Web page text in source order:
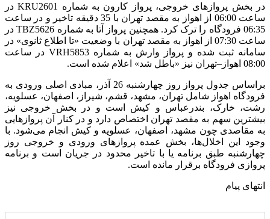
در بخش پروازهای خروجی، پرواز کارون به شماره KRU2601 در
ساعت 06:00 از اهواز به مقصد تهران با 35 دقیقه تاخیر و در ساعت
06:35 فرودگاه را ترک کرد. همچنین پرواز آتا به شماره TBZ5626 در
ساعت 07:30 از اهواز به مقصد تهران با وضعیت «تا اطلاع ثانوی» در
سامانه ثبت شده و پرواز وارش به شماره VRH5853 در ساعت
08:00 اهواز–تهران نیز «باطل شد» اعلام شده است.
براساس جدول پرواز روز چهارشنبه 26 آذر، مبادی اصلی ورودی به
فرودگاه اهواز شامل تهران، مشهد، قشم، شیراز، اصفهان، عسلویه،
رشت، خارک، بندرعباس و کیش است و در بخش خروجی نیز
بیشترین سهم به مقصد تهران اختصاص دارد و در کنار آن پروازهایی
به مقاصدی چون مشهد، اصفهان، عسلویه و کیش انجام می‌شود. با
وجود این اخلال‌ها، بخش عمده پروازهای ورودی و خروجی روز
چهارشنبه طبق برنامه یا با تاخیر محدود در جریان است و برنامه
پروازی فرودگاه برقرار مانده است.
انتهای پیام